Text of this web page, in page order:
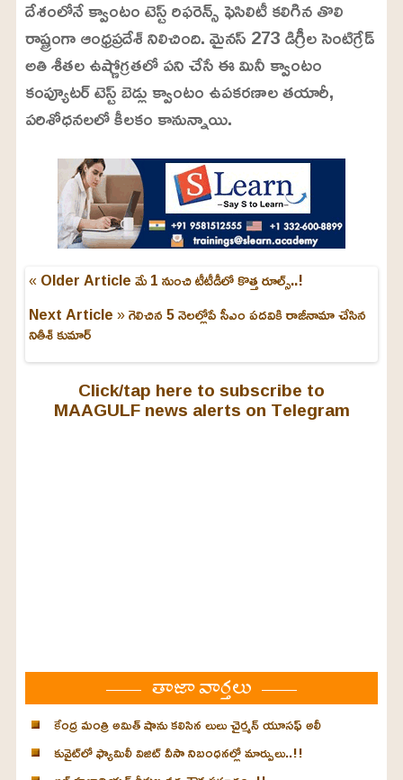
దేశంలోనే క్వాంటం టెస్ట్ రిఫరెన్స్ ఫెసిలిటీ కలిగిన తొలి
రాష్ట్రంగా ఆంధ్రప్రదేశ్ నిలిచింది. మైనస్ 273 డిగ్రీల సెంటిగ్రేడ్
అతి శీతల ఉష్ణోగ్రతలో పని చేసే ఈ మినీ క్వాంటం
కంప్యూటర్ టెస్ట్ బెడ్లు క్వాంటం ఉపకరణాల తయారీ,
పరిశోధనలలో కీలకం కానున్నాయి.
« Older Articleమే 1 నుంచి టీటీడీలో కొత్త రూల్స్..!
Next Article »గెలిచిన 5 నెలల్లోపే సీఎం పదవికి రాజీనామా చేసిన
నితీశ్ కుమార్
Click/tap here to subscribe to
MAAGULF news alerts on Telegram
తాజా వార్తలు
కేంద్ర మంత్రి అమిత్ షాను కలిసిన లులు చైర్మన్ యూసఫ్ అలీ
కువైట్‌లో ఫ్యామిలీ విజిట్ వీసా నిబంధనల్లో మార్పులు..!!